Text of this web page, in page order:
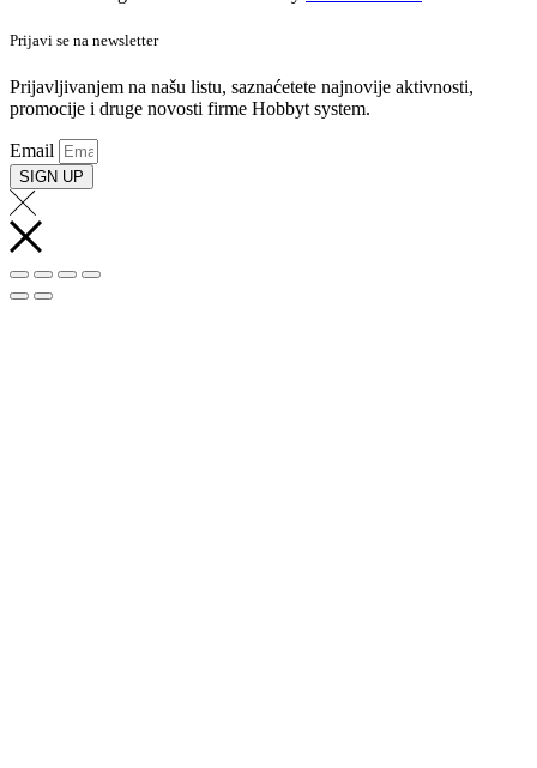
Prijavi se na newsletter
Prijavljivanjem na našu listu, saznaćetete najnovije aktivnosti,
promocije i druge novosti firme Hobbyt system.
Email
SIGN UP